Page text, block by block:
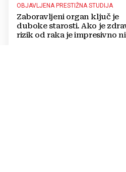
OBJAVLJENA PRESTIŽNA STUDIJA
Zaboravljeni organ ključ je
duboke starosti. Ako je
rizik od raka je impresivno